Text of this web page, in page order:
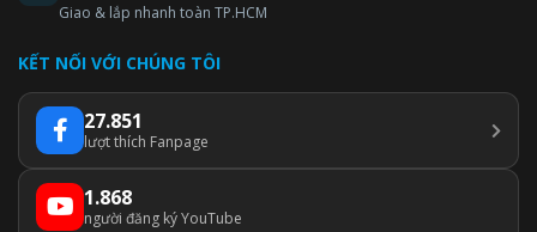
Giao & lắp nhanh toàn TP.HCM
KẾT NỐI VỚI CHÚNG TÔI
27.851
lượt thích Fanpage
1.868
người đăng ký YouTube